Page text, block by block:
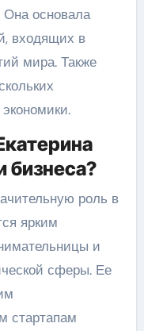
основала
входящих в
мира. Также
бизнеса?
роль в
ярким
и
сферы. Ее
стартапам